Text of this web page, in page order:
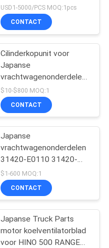
van Japan met
Transmissie voor HINO
500 Waaierj08ct Goede
USD1-5000/PCS MOQ:1pcs
CONTACT
Cilinderkopunit voor
Japanse
vrachtwagenonderdelen
voor HINO 500 RANGER
J08C-UJ J08CT OEM
11101-E0541
$10-$800 MOQ:1
CONTACT
Japanse
vrachtwagenonderdelen
31420-E0110 31420-
E0110HP
Koppelingshoofdcilinder
voor HINO 500 J08E
$1-600 MOQ:1
CONTACT
Japanse Truck Parts
motor koelventilatorblad
voor HINO 500 RANGER